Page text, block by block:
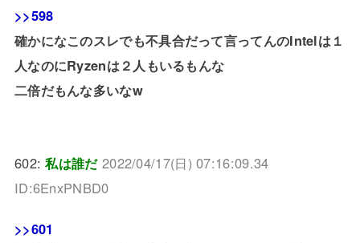
>>598
確かになこのスレでも不具合だって言ってんのIntelは１
人なのにRyzenは２人もいるもんな
二倍だもんな多いなw
602:私は誰だ 2022/04/17(日) 07:16:09.34
ID:6EnxPNBD0
>>601